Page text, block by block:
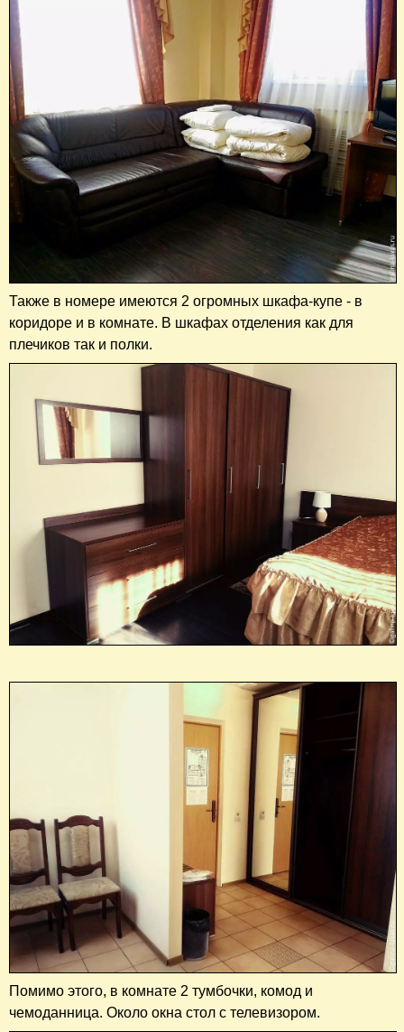
Также в номере имеются 2 огромных шкафа-купе - в
коридоре и в комнате. В шкафах отделения как для
плечиков так и полки.
Помимо этого, в комнате 2 тумбочки, комод и
чемоданница. Около окна стол с телевизором.